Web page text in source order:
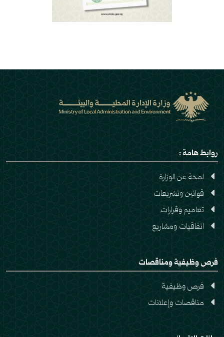
روابط هامة :
لمحة عن الوزارة
قوانين وتشريعات
تعاميم وقرارات
اتفاقيات ومشاريع
فرص وظيفية ومناقصات
فرص وظيفية
مناقصات وإعلانات